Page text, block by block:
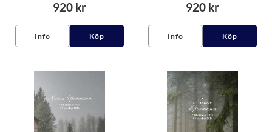
920 kr
Info Köp
920 kr
Info Köp